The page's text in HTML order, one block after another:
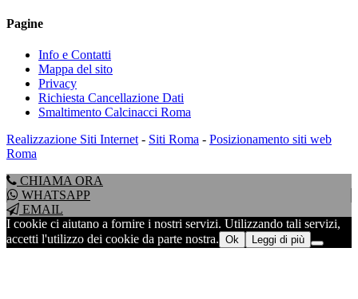
Pagine
Info e Contatti
Mappa del sito
Privacy
Richiesta Cancellazione Dati
Smaltimento Calcinacci Roma
Realizzazione Siti Internet - Siti Roma - Posizionamento siti web
Roma
CHIAMA ORA
WHATSAPP
EMAIL
I cookie ci aiutano a fornire i nostri servizi. Utilizzando tali servizi,
accetti l'utilizzo dei cookie da parte nostra. Ok Leggi di più